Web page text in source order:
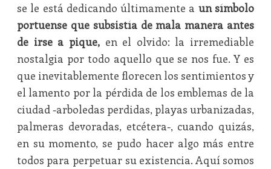
se le está dedicando últimamente a un símbolo
portuense que subsistía de mala manera antes
de irse a pique,en el olvido: la irremediable
nostalgia por todo aquello que se nos fue. Y es
que inevitablemente florecen los sentimientos y
el lamento por la pérdida de los emblemas de la
ciudad -arboledas perdidas, playas urbanizadas,
palmeras devoradas, etcétera-, cuando quizás,
en su momento, se pudo hacer algo más entre
todos para perpetuar su existencia. Aquí somos